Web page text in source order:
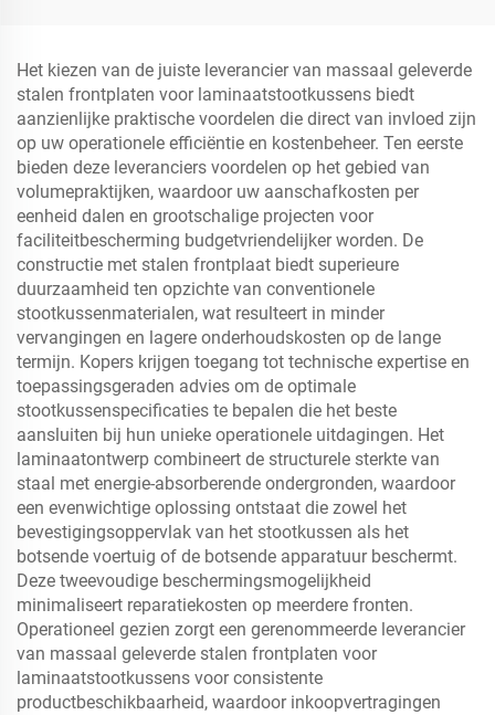
Productcategorie
Het kiezen van de juiste leverancier van massaal geleverde
stalen frontplaten voor laminaatstootkussens biedt
aanzienlijke praktische voordelen die direct van invloed zijn
op uw operationele efficiëntie en kostenbeheer. Ten eerste
bieden deze leveranciers voordelen op het gebied van
volumepraktijken, waardoor uw aanschafkosten per
eenheid dalen en grootschalige projecten voor
faciliteitbescherming budgetvriendelijker worden. De
constructie met stalen frontplaat biedt superieure
duurzaamheid ten opzichte van conventionele
stootkussenmaterialen, wat resulteert in minder
vervangingen en lagere onderhoudskosten op de lange
termijn. Kopers krijgen toegang tot technische expertise en
toepassingsgeraden advies om de optimale
stootkussenspecificaties te bepalen die het beste
aansluiten bij hun unieke operationele uitdagingen. Het
laminaatontwerp combineert de structurele sterkte van
staal met energie-absorberende ondergronden, waardoor
een evenwichtige oplossing ontstaat die zowel het
bevestigingsoppervlak van het stootkussen als het
botsende voertuig of de botsende apparatuur beschermt.
Deze tweevoudige beschermingsmogelijkheid
minimaliseert reparatiekosten op meerdere fronten.
Operationeel gezien zorgt een gerenommeerde leverancier
van massaal geleverde stalen frontplaten voor
laminaatstootkussens voor consistente
productbeschikbaarheid, waardoor inkoopvertragingen